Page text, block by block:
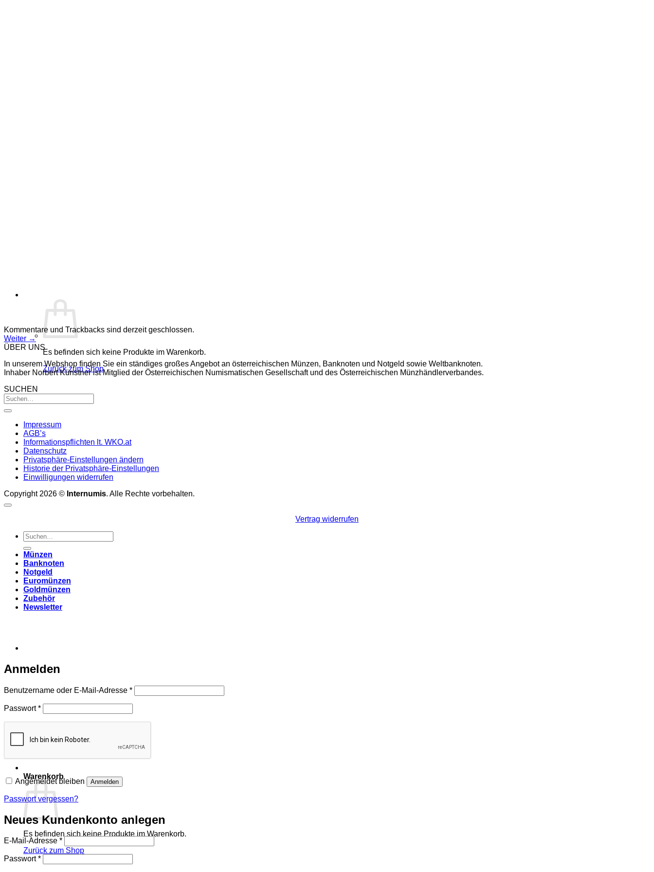
Es befinden sich keine Produkte im Warenkorb.
Zurück zum Shop
Warenkorb
Es befinden sich keine Produkte im Warenkorb.
Zurück zum Shop
Kommentare und Trackbacks sind derzeit geschlossen.
Weiter →
ÜBER UNS
In unserem Webshop finden Sie ein ständiges großes Angebot an österreichischen Münzen, Banknoten und Notgeld sowie Weltbanknoten.
Inhaber Norbert Künstner ist Mitglied der Österreichischen Numismatischen Gesellschaft und des Österreichischen Münzhändlerverbandes.
SUCHEN
Impressum
AGB’s
Informationspflichten lt. WKO.at
Datenschutz
Privatsphäre-Einstellungen ändern
Historie der Privatsphäre-Einstellungen
Einwilligungen widerrufen
Copyright 2026 © Internumis. Alle Rechte vorbehalten.
Vertrag widerrufen
Suchen
nach:
Münzen
Banknoten
Notgeld
Euromünzen
Goldmünzen
Zubehör
Newsletter
Anmelden
Benutzername oder E-Mail-Adresse *Erforderlich
Passwort*Erforderlich
Angemeldet bleiben Anmelden
Passwort vergessen?
Neues Kundenkonto anlegen
E-Mail-Adresse *Erforderlich
Passwort*Erforderlich